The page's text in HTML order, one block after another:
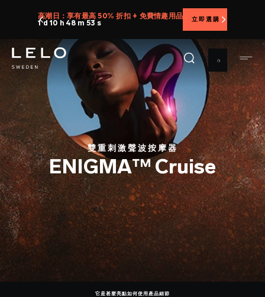
容
高潮日：享有最高 50% 折扣 + 免費情趣用品
1 d 10 h 48 m 51 s
立即選購
雙重刺激聲波按摩器
ENIGMA™ Cruise
它是甚麼亮點如何使用產品細節